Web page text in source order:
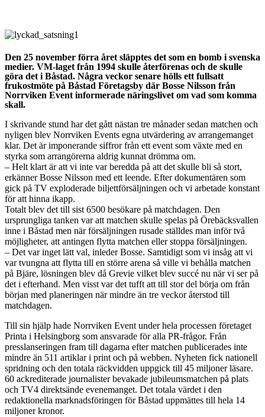
Den 25 november förra året släpptes det som en bomb i svenska
medier. VM-laget från 1994 skulle återförenas och de skulle
göra det i Båstad. Några veckor senare hölls ett fullsatt
frukostmöte på Båstad Företagsby där Bosse Nilsson från
Norrviken Event informerade näringslivet om vad som komma
skall.
I skrivande stund har det gått nästan tre månader sedan matchen och
nyligen blev Norrviken Events egna utvärdering av arrangemanget
klar. Det är imponerande siffror från ett event som växte med en
styrka som arrangörerna aldrig kunnat drömma om.
– Helt klart är att vi inte var beredda på att det skulle bli så stort,
erkänner Bosse Nilsson med ett leende. Efter dokumentären som
gick på TV exploderade biljettförsäljningen och vi arbetade konstant
för att hinna ikapp.
Totalt blev det till sist 6500 besökare på matchdagen. Den
ursprungliga tanken var att matchen skulle spelas på Örebäcksvallen
inne i Båstad men när försäljningen rusade ställdes man inför två
möjligheter, att antingen flytta matchen eller stoppa försäljningen.
– Det var inget lätt val, inleder Bosse. Samtidigt som vi insåg att vi
var tvungna att flytta till en större arena så ville vi behålla matchen
på Bjäre, lösningen blev då Grevie vilket blev succé nu när vi ser på
det i efterhand. Men visst var det tufft att till stor del börja om från
början med planeringen när mindre än tre veckor återstod till
matchdagen.
Till sin hjälp hade Norrviken Event under hela processen företaget
Printa i Helsingborg som ansvarade för alla PR-frågor. Från
presslanseringen fram till dagarna efter matchen publicerades inte
mindre än 511 artiklar i print och på webben. Nyheten fick nationell
spridning och den totala räckvidden uppgick till 45 miljoner läsare.
60 ackrediterade journalister bevakade jubileumsmatchen på plats
och TV4 direktsände evenemanget. Det totala värdet i den
redaktionella marknadsföringen för Båstad uppmättes till hela 14
miljoner kronor.